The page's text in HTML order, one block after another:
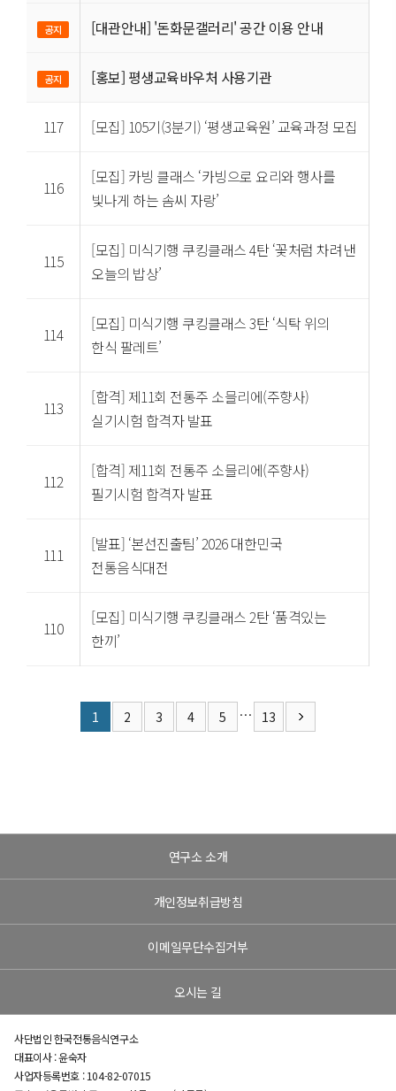
공지 [대관안내] '돈화문갤러리' 공간 이용 안내
공지 [홍보] 평생교육바우처 사용기관
117 [모집] 105기(3분기) ‘평생교육원’ 교육과정 모집
116
[모집] 카빙 클래스 ‘카빙으로 요리와 행사를
빛나게 하는 솜씨 자랑’
115
[모집] 미식기행 쿠킹클래스 4탄 ‘꽃처럼 차려낸
오늘의 밥상’
114
[모집] 미식기행 쿠킹클래스 3탄 ‘식탁 위의
한식 팔레트’
113
[합격] 제11회 전통주 소믈리에(주향사)
실기시험 합격자 발표
112
[합격] 제11회 전통주 소믈리에(주향사)
필기시험 합격자 발표
111
[발표] ‘본선진출팀’ 2026 대한민국
전통음식대전
110
[모집] 미식기행 쿠킹클래스 2탄 ‘품격있는
한끼’
1 2 3 4 5 … 13
연구소 소개
개인정보취급방침
이메일무단수집거부
오시는 길
사단법인 한국전통음식연구소
대표이사 : 윤숙자
사업자등록번호 : 104-82-07015